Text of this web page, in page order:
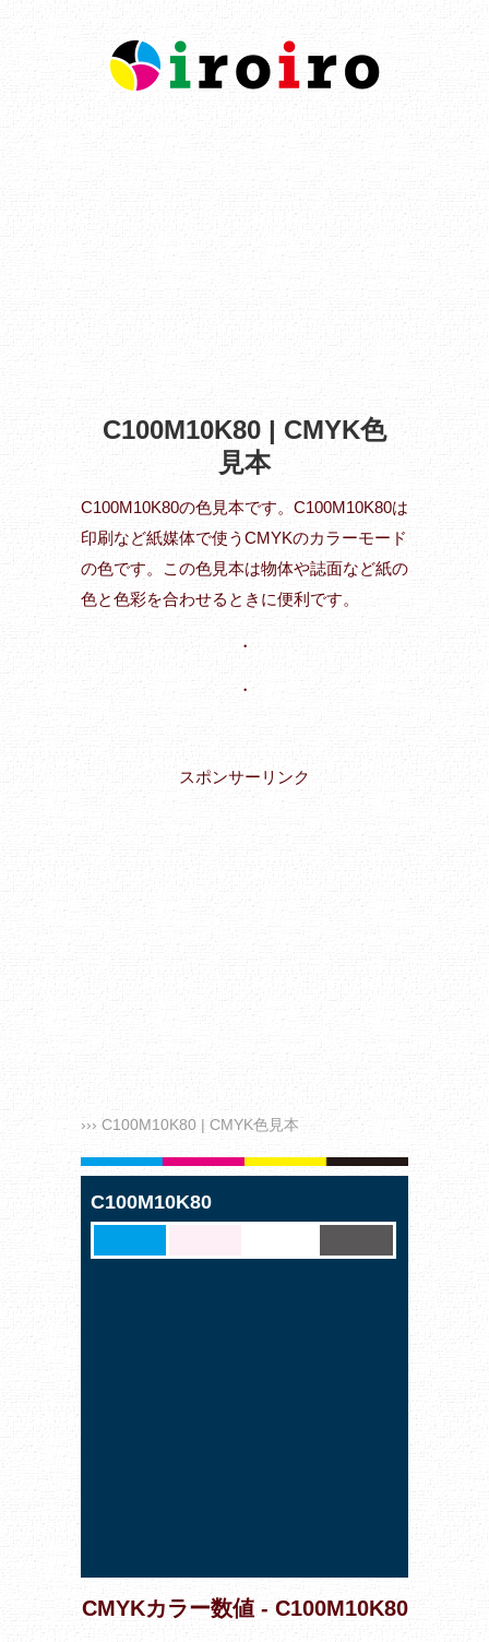
C100M10K80 | CMYK色
見本
C100M10K80の色見本です。C100M10K80は
印刷など紙媒体で使うCMYKのカラーモード
の色です。この色見本は物体や誌面など紙の
色と色彩を合わせるときに便利です。
・
・
スポンサーリンク
››› C100M10K80 | CMYK色見本
C100M10K80
CMYKカラー数値 - C100M10K80